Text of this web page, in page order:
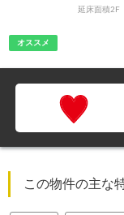
延床面積2F
オススメ
この物件の主な